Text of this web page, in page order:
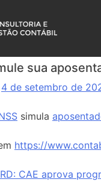
sua
4 de setembro de
simula
https://
CAE aprova